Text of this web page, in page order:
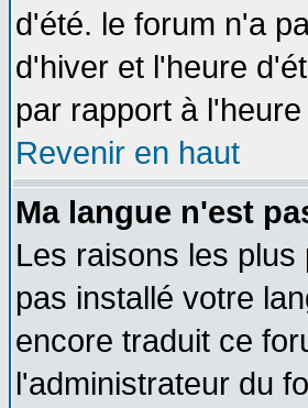
d'été. le forum n'a
d'hiver et l'heure
par rapport à
Revenir en haut
Ma langue n'est
Les raisons les
pas installé votre
encore traduit ce
l'administrateur du